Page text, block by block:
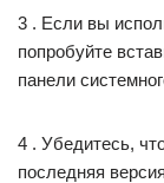
3 . Если вы
попробуйте
панели
4 . Убедитесь,
последняя